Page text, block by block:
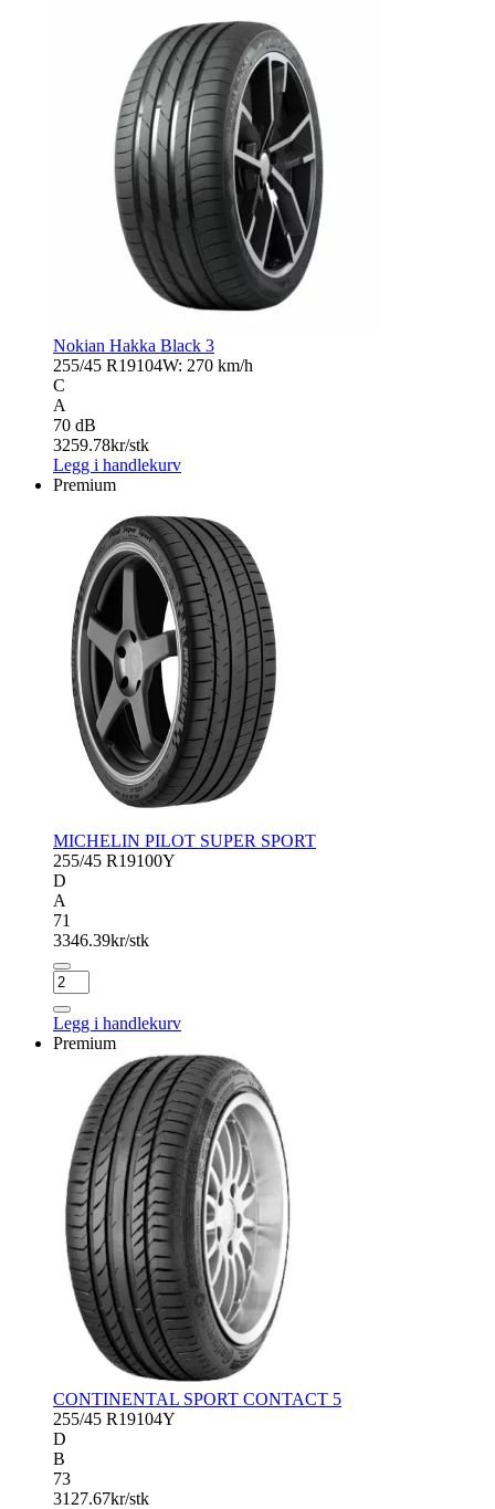
Nokian Hakka Black 3
255/45 R19104W: 270 km/h
C
A
70 dB
3259.78kr/stk
Legg i handlekurv
Premium
MICHELIN PILOT SUPER SPORT
255/45 R19100Y
D
A
71
3346.39kr/stk
MICHELIN
PILOT
SUPER
SPORT
Legg i handlekurv
Premium
CONTINENTAL SPORT CONTACT 5
255/45 R19104Y
D
B
73
3127.67kr/stk